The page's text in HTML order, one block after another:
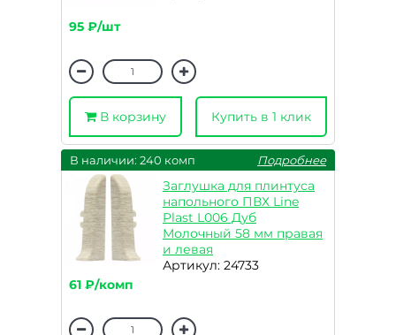
95 ₽/шт
В корзину Купить в 1 клик
В наличии: 240 комп Подробнее
Заглушка для плинтуса
напольного ПВХ Line
Plast L006 Дуб
Молочный 58 мм правая
и левая
Артикул: 24733
61 ₽/комп